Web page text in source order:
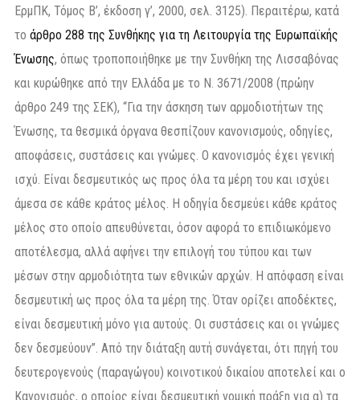
ΕρμΠΚ, Τόμος Β’, έκδοση γ’, 2000, σελ. 3125). Περαιτέρω, κατά
το άρθρο 288 της Συνθήκης για τη Λειτουργία της Ευρωπαϊκής
Ένωσης, όπως τροποποιήθηκε με την Συνθήκη της Λισσαβόνας
και κυρώθηκε από την Ελλάδα με το Ν. 3671/2008 (πρώην
άρθρο 249 της ΣΕΚ), “Για την άσκηση των αρμοδιοτήτων της
Ένωσης, τα θεσμικά όργανα θεσπίζουν κανονισμούς, οδηγίες,
αποφάσεις, συστάσεις και γνώμες. Ο κανονισμός έχει γενική
ισχύ. Είναι δεσμευτικός ως προς όλα τα μέρη του και ισχύει
άμεσα σε κάθε κράτος μέλος. Η οδηγία δεσμεύει κάθε κράτος
μέλος στο οποίο απευθύνεται, όσον αφορά το επιδιωκόμενο
αποτέλεσμα, αλλά αφήνει την επιλογή του τύπου και των
μέσων στην αρμοδιότητα των εθνικών αρχών. Η απόφαση είναι
δεσμευτική ως προς όλα τα μέρη της. Όταν ορίζει αποδέκτες,
είναι δεσμευτική μόνο για αυτούς. Οι συστάσεις και οι γνώμες
δεν δεσμεύουν”. Από την διάταξη αυτή συνάγεται, ότι πηγή του
δευτερογενούς (παραγώγου) κοινοτικού δικαίου αποτελεί και ο
Κανονισμός, ο οποίος είναι δεσμευτική νομική πράξη για α) τα